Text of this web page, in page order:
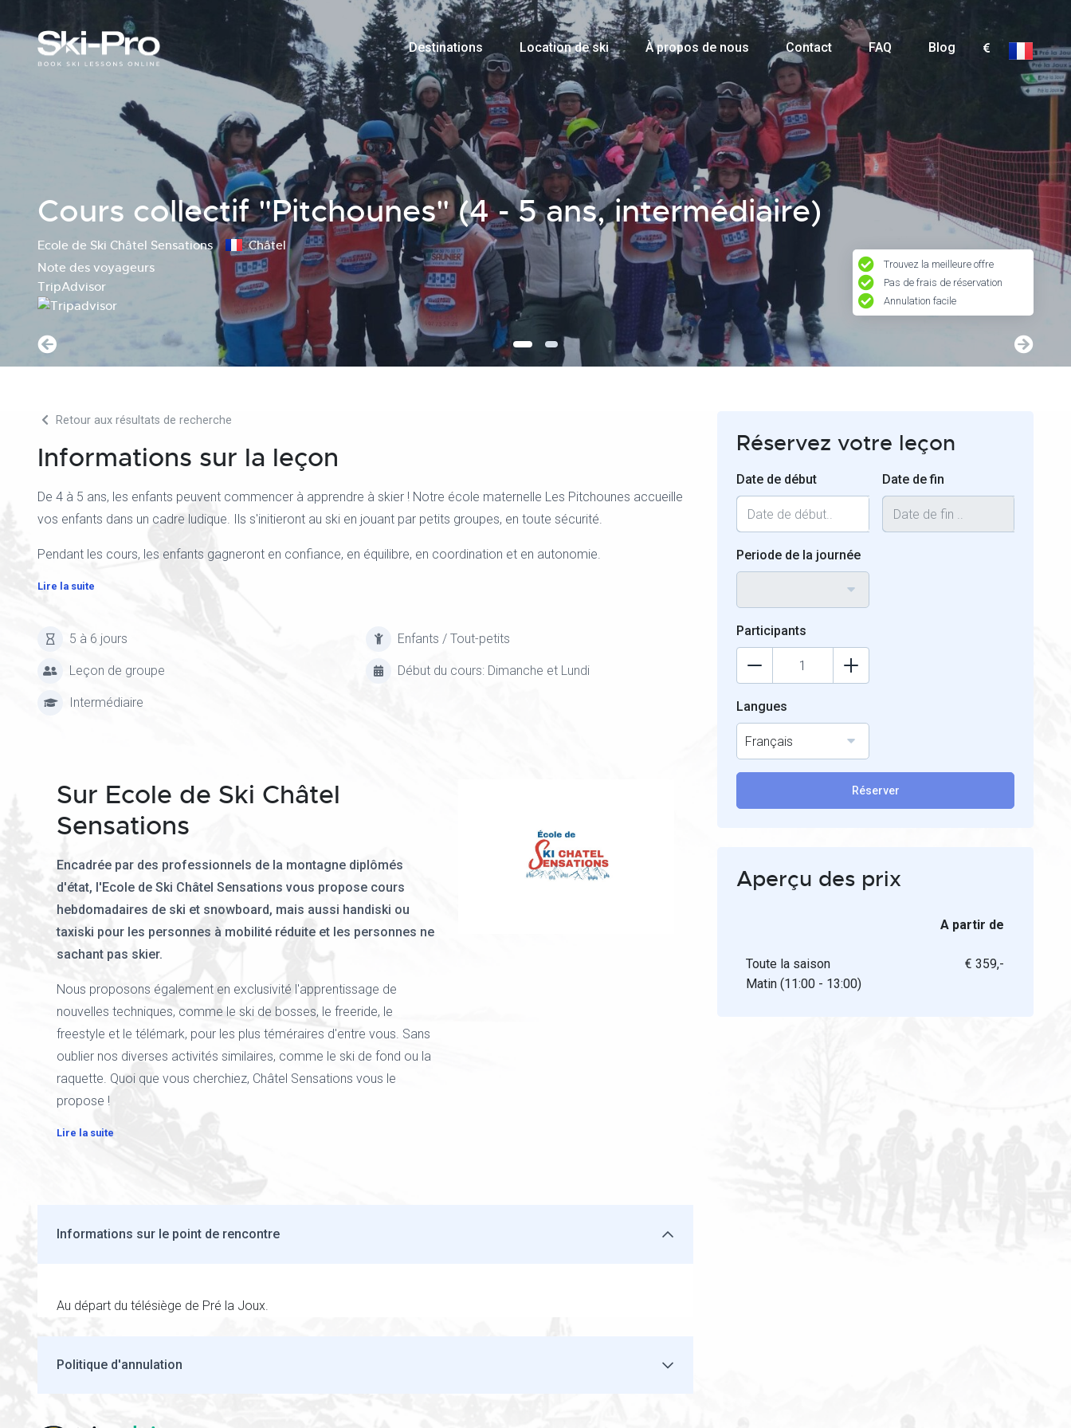
Destinations Location de ski À propos de nous Contact FAQ Blog
Cours collectif "Pitchounes" (4 - 5 ans, intermédiaire)
Ecole de Ski Châtel Sensations
Châtel
Note des voyageurs
TripAdvisor
Trouvez la meilleure offre
Pas de frais de réservation
Annulation facile
Retour aux résultats de recherche
Informations sur la leçon
De 4 à 5 ans, les enfants peuvent commencer à apprendre à skier ! Notre école maternelle Les Pitchounes accueille
vos enfants dans un cadre ludique. Ils s'initieront au ski en jouant par petits groupes, en toute sécurité.
Pendant les cours, les enfants gagneront en confiance, en équilibre, en coordination et en autonomie.
Lire la suite
5 à 6 jours Enfants / Tout-petits
Leçon de groupe Début du cours: Dimanche et Lundi
Intermédiaire
Sur Ecole de Ski Châtel
Sensations
Encadrée par des professionnels de la montagne diplômés
d'état, l'Ecole de Ski Châtel Sensations vous propose cours
hebdomadaires de ski et snowboard, mais aussi handiski ou
taxiski pour les personnes à mobilité réduite et les personnes ne
sachant pas skier.
Nous proposons également en exclusivité l'apprentissage de
nouvelles techniques, comme le ski de bosses, le freeride, le
freestyle et le télémark, pour les plus téméraires d'entre vous. Sans
oublier nos diverses activités similaires, comme le ski de fond ou la
raquette. Quoi que vous cherchiez, Châtel Sensations vous le
propose !
Lire la suite
Réservez votre leçon
Date de début Date de fin
Periode de la journée
Participants
Langues
Français
Réserver
Aperçu des prix
A partir de
Toute la saison
Matin (11:00 - 13:00)
€ 359,-
Informations sur le point de rencontre
Au départ du télésiège de Pré la Joux.
Politique d'annulation